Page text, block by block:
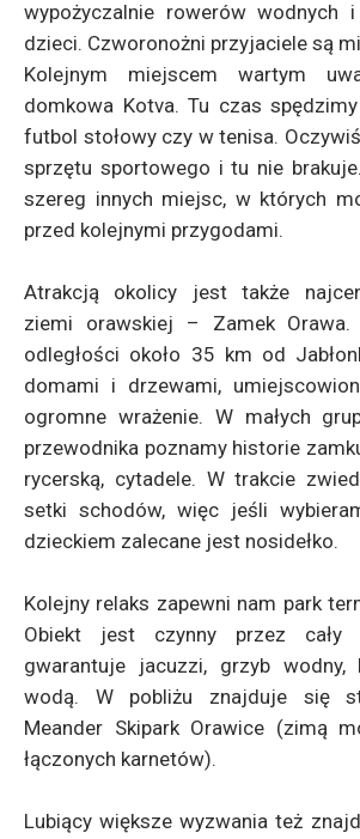
wypożyczalnie rowerów wodnych
dzieci. Czworonożni przyjaciele są
Kolejnym miejscem wartym
domkowa Kotva. Tu czas
futbol stołowy czy w tenisa.
sprzętu sportowego i tu nie
szereg innych miejsc, w których
przed kolejnymi przygodami.
Atrakcją okolicy jest także
ziemi orawskiej – Zamek
odległości około 35 km od
domami i drzewami,
ogromne wrażenie. W małych
przewodnika poznamy historie
rycerską, cytadele. W trakcie
setki schodów, więc jeśli
dzieckiem zalecane jest nosidełko.
Kolejny relaks zapewni nam park
Obiekt jest czynny przez cały
gwarantuje jacuzzi, grzyb wodny,
wodą. W pobliżu znajduje się
Meander Skipark Orawice (zimą
łączonych karnetów).
Lubiący większe wyzwania też